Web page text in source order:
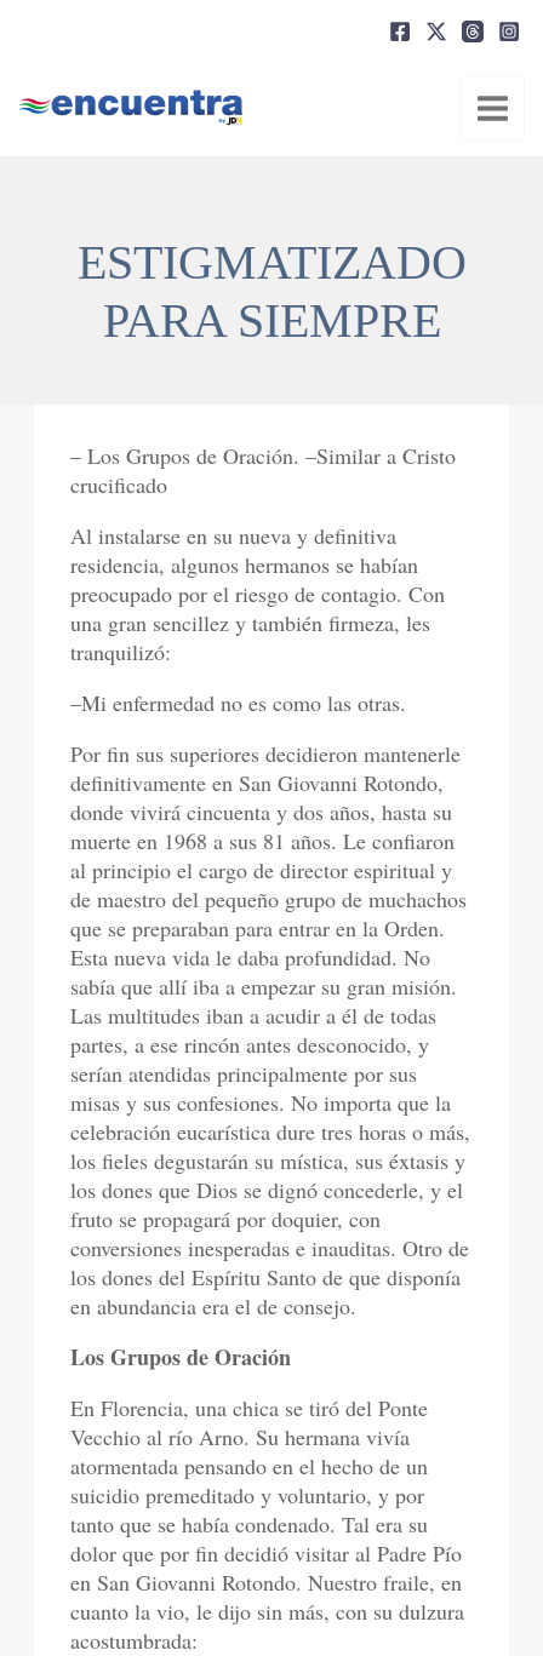
ESTIGMATIZADO
PARA SIEMPRE
– Los Grupos de Oración. –Similar a Cristo
crucificado
Al instalarse en su nueva y definitiva
residencia, algunos hermanos se habían
preocupado por el riesgo de contagio. Con
una gran sencillez y también firmeza, les
tranquilizó:
–Mi enfermedad no es como las otras.
Por fin sus superiores decidieron mantenerle
definitivamente en San Giovanni Rotondo,
donde vivirá cincuenta y dos años, hasta su
muerte en 1968 a sus 81 años. Le confiaron
al principio el cargo de director espiritual y
de maestro del pequeño grupo de muchachos
que se preparaban para entrar en la Orden.
Esta nueva vida le daba profundidad. No
sabía que allí iba a empezar su gran misión.
Las multitudes iban a acudir a él de todas
partes, a ese rincón antes desconocido, y
serían atendidas principalmente por sus
misas y sus confesiones. No importa que la
celebración eucarística dure tres horas o más,
los fieles degustarán su mística, sus éxtasis y
los dones que Dios se dignó concederle, y el
fruto se propagará por doquier, con
conversiones inesperadas e inauditas. Otro de
los dones del Espíritu Santo de que disponía
en abundancia era el de consejo.
Los Grupos de Oración
En Florencia, una chica se tiró del Ponte
Vecchio al río Arno. Su hermana vivía
atormentada pensando en el hecho de un
suicidio premeditado y voluntario, y por
tanto que se había condenado. Tal era su
dolor que por fin decidió visitar al Padre Pío
en San Giovanni Rotondo. Nuestro fraile, en
cuanto la vio, le dijo sin más, con su dulzura
acostumbrada: